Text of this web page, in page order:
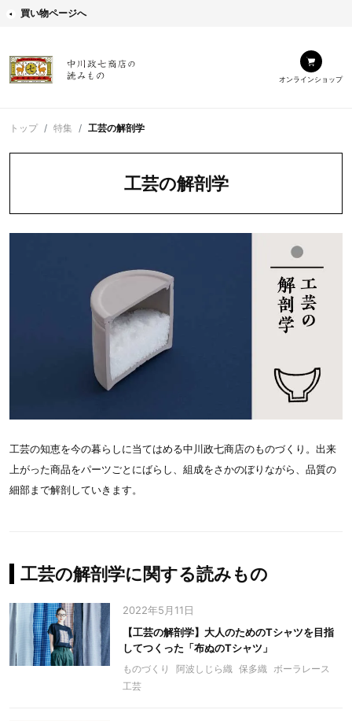
買い物ページへ
オンラインショップ
トップ 特集 工芸の解剖学
工芸の解剖学
工芸の知恵を今の暮らしに当てはめる中川政七商店のものづくり。出来
上がった商品をパーツごとにばらし、組成をさかのぼりながら、品質の
細部まで解剖していきます。
工芸の解剖学に関する読みもの
2022年5月11日
【工芸の解剖学】大人のためのTシャツを目指
してつくった「布ぬのTシャツ」
ものづくり 阿波しじら織 保多織 ボーラレース
工芸